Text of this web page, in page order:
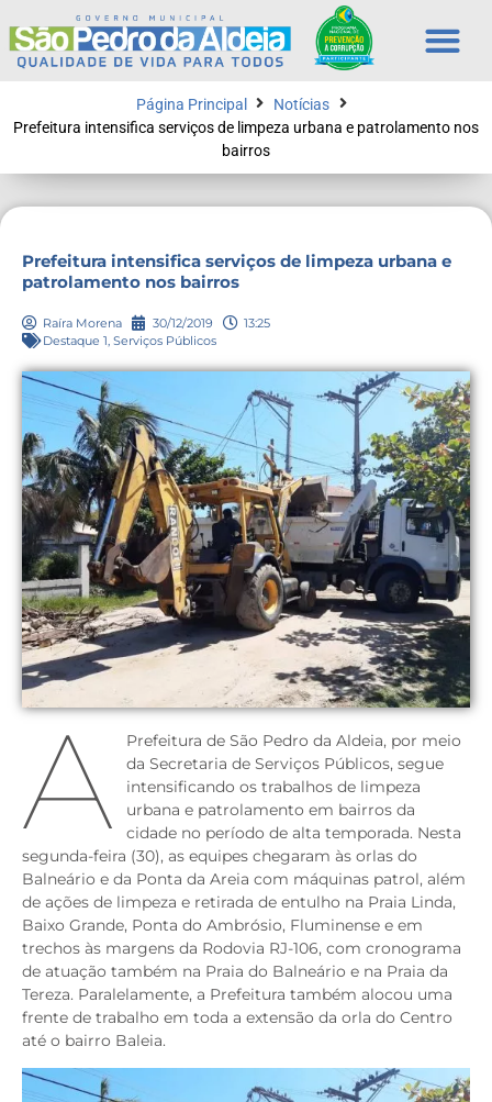
Página Principal
Notícias
Prefeitura intensifica serviços de limpeza urbana e patrolamento nos
bairros
Prefeitura intensifica serviços de limpeza urbana e
patrolamento nos bairros
Raíra Morena 30/12/2019
13:25
Destaque 1 Serviços Públicos
A
Prefeitura de São Pedro da Aldeia, por meio
da Secretaria de Serviços Públicos, segue
intensificando os trabalhos de limpeza
urbana e patrolamento em bairros da
cidade no período de alta temporada. Nesta
segunda-feira (30), as equipes chegaram às orlas do
Balneário e da Ponta da Areia com máquinas patrol, além
de ações de limpeza e retirada de entulho na Praia Linda,
Baixo Grande, Ponta do Ambrósio, Fluminense e em
trechos às margens da Rodovia RJ-106, com cronograma
de atuação também na Praia do Balneário e na Praia da
Tereza. Paralelamente, a Prefeitura também alocou uma
frente de trabalho em toda a extensão da orla do Centro
até o bairro Baleia.